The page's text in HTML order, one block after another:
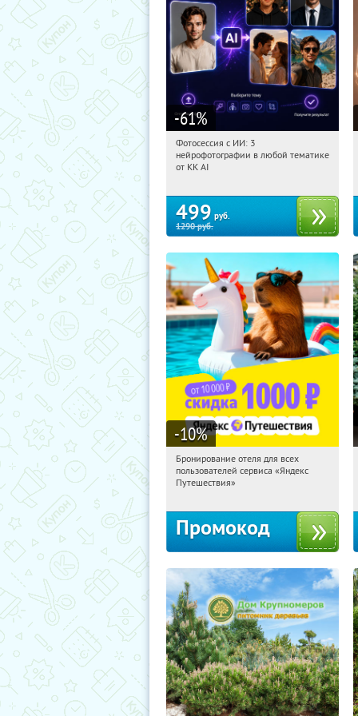
-61%
04:41:05
Россия
Фотосессия с ИИ: 3
нейрофотографии в любой тематике
от KK AI
499 руб.
1290руб.
-10%
04:41:05 Получили:
Россия
Бронирование отеля для всех
пользователей сервиса «Яндекс
Путешествия»
Промокод